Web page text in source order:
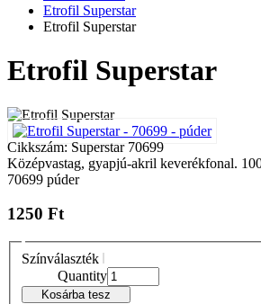
Etrofil Superstar
Etrofil Superstar
Etrofil Superstar
Cikkszám: Superstar 70699
Középvastag, gyapjú-akril keverékfonal.
70699 púder
1250 Ft
Színválaszték
Quantity
Kosárba tesz